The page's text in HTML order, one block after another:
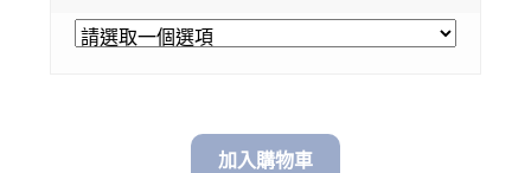
$ 68.00
加入購物車